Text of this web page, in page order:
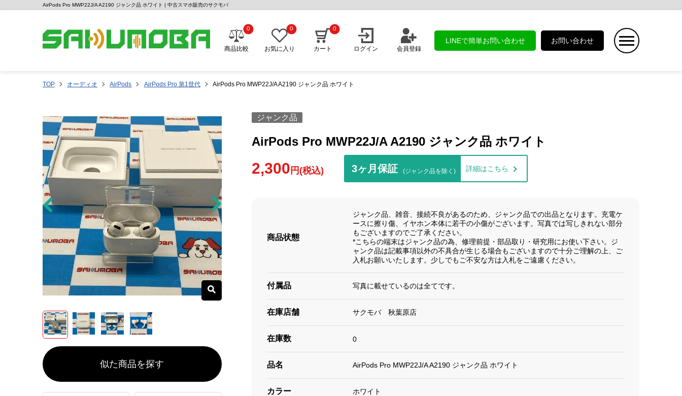
AirPods Pro MWP22J/A A2190 ジャンク品 ホワイト | 中古スマホ販売のサクモバ
商品比較
0
お気に入り
0
カート
0
ログイン 会員登録
LINEで簡単お問い合わせ お問い合わせ
TOP オーディオ AirPods AirPods Pro 第1世代 AirPods Pro MWP22J/A A2190 ジャンク品 ホワイト
似た商品を探す
ジャンク品
AirPods Pro MWP22J/A A2190 ジャンク品 ホワイト
2,300 円(税込) 3ヶ月保証 (ジャンク品を除く) 詳細はこちら
商品状態
ジャンク品、雑音、接続不良があるのため、ジャンク品での出品となります。充電ケ
ースに擦り傷、イヤホン本体に若干の小傷がございます。写真では写しきれない部分
もございますのでご了承ください。
*こちらの端末はジャンク品の為、修理前提・部品取り・研究用にお使い下さい。ジ
ャンク品は記載事項以外の不具合が生じる場合もございますので十分ご理解の上、ご
入札お願いいたします。少しでもご不安な方は入札をご遠慮ください。
付属品 写真に載せているのは全てです。
在庫店舗 サクモバ 秋葉原店
在庫数 0
品名 AirPods Pro MWP22J/A A2190 ジャンク品 ホワイト
カラー ホワイト